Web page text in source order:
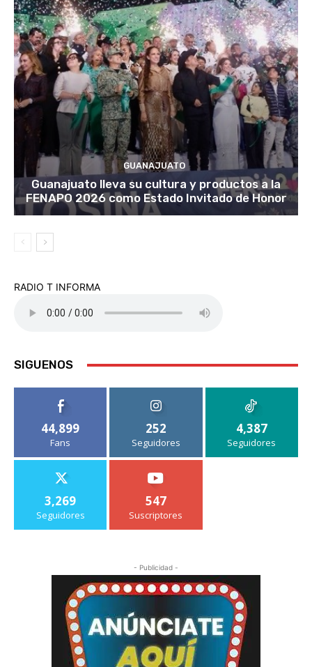
GUANAJUATO
Guanajuato lleva su cultura y productos a la
FENAPO 2026 como Estado Invitado de Honor
RADIO T INFORMA
SIGUENOS
44,899
Fans
252
Seguidores
4,387
Seguidores
3,269
Seguidores
547
Suscriptores
- Publicidad -